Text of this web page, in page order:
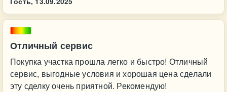
Отличный сервис
Покупка участка прошла легко и быстро! Отличный
сервис, выгодные условия и хорошая цена сделали
эту сделку очень приятной. Рекомендую!